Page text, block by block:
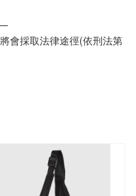
會採取法律途徑(依刑法第